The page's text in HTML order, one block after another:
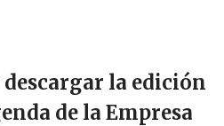
descargar la edición
de la Empresa